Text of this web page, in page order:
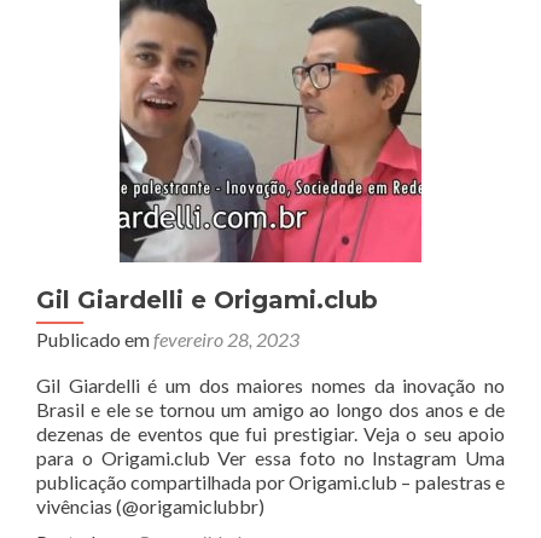
avião
papel
em
2012
John
Collins
“The
Gil Giardelli e Origami.club
Publicado emfevereiro 28, 2023
Gil Giardelli é um dos maiores nomes da inovação no
Brasil e ele se tornou um amigo ao longo dos anos e de
dezenas de eventos que fui prestigiar. Veja o seu apoio
para o Origami.club Ver essa foto no Instagram Uma
publicação compartilhada por Origami.club – palestras e
vivências (@origamiclubbr)